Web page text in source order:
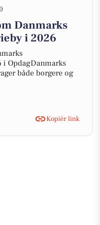
Danmarks
i 2026
OpdagDanmarks
både borgere og
Kopiér link